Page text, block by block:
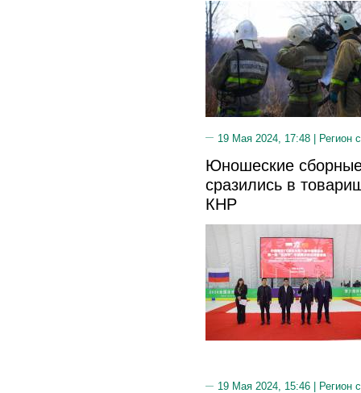
19 Мая 2024, 17:48 | Регион
Юношеские
сразились в
КНР
19 Мая 2024, 15:46 | Регион